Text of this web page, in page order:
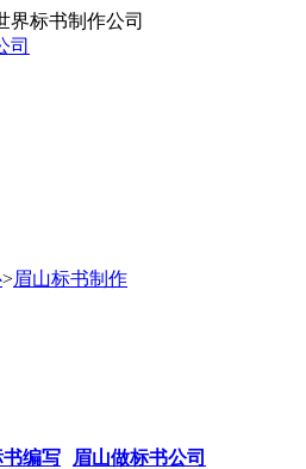
界标书制作公司
>眉山标书制作
书编写 眉山做标书公司